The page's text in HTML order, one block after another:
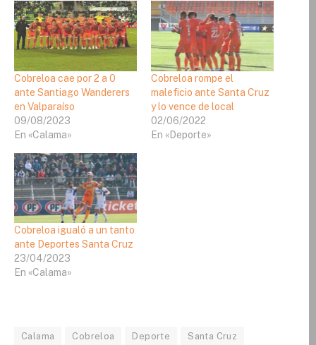
Cobreloa cae por 2 a 0
ante Santiago Wanderers
en Valparaíso
09/08/2023
En «Calama»
Cobreloa rompe el
maleficio ante Santa Cruz
y lo vence de local
02/06/2022
En «Deporte»
Cobreloa igualó a un tanto
ante Deportes Santa Cruz
23/04/2023
En «Calama»
Calama Cobreloa Deporte Santa Cruz